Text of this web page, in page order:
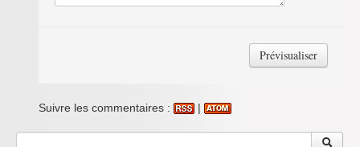
Suivre les commentaires : |